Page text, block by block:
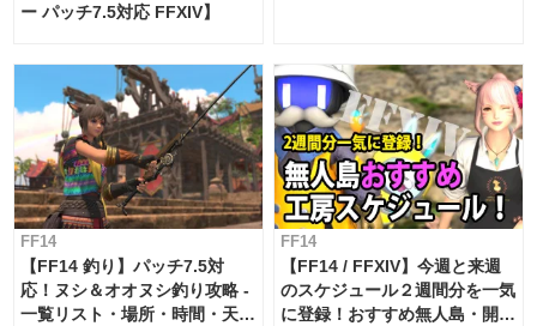
ー パッチ7.5対応 FFXIV】
FF14
【FF14 釣り】パッチ7.5対
応！ヌシ＆オオヌシ釣り攻略 -
一覧リスト・場所・時間・天
FF14
【FF14 / FFXIV】今週と来週
のスケジュール２週間分を一気
に登録！おすすめ無人島・開拓